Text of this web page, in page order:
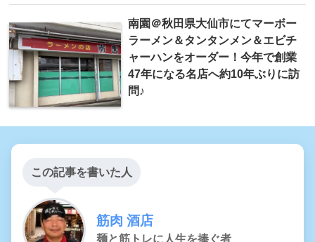
南園＠秋田県大仙市にてマーボー
ラーメン＆タンタンメン＆エビチ
ャーハンをオーダー！今年で創業
47年になる名店へ約10年ぶりに訪
問♪
この記事を書いた人
筋肉 酒店
麺と筋トレに人生を捧ぐ者